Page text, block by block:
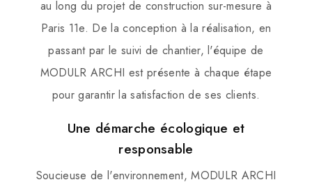
au long du projet de construction sur-mesure à
Paris 11e. De la conception à la réalisation, en
passant par le suivi de chantier, l'équipe de
MODULR ARCHI est présente à chaque étape
pour garantir la satisfaction de ses clients.
Une démarche écologique et
responsable
Soucieuse de l'environnement, MODULR ARCHI